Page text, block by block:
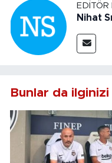
Nihat
Bunlar da